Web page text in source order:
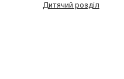
Дитячий розділ